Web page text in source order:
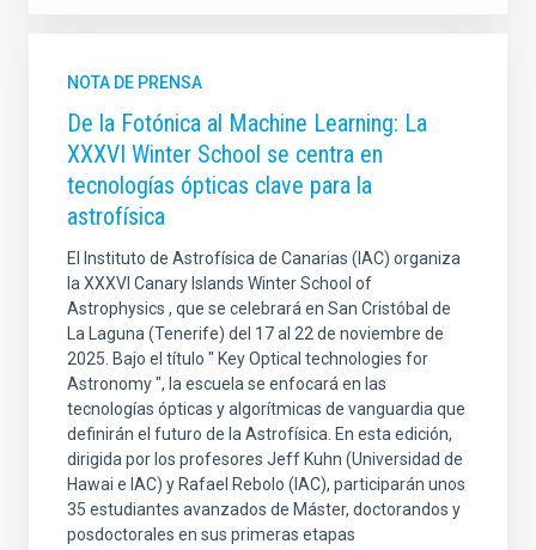
NOTA DE PRENSA
De la Fotónica al Machine Learning: La
XXXVI Winter School se centra en
tecnologías ópticas clave para la
astrofísica
El Instituto de Astrofísica de Canarias (IAC) organiza
la XXXVI Canary Islands Winter School of
Astrophysics , que se celebrará en San Cristóbal de
La Laguna (Tenerife) del 17 al 22 de noviembre de
2025. Bajo el título " Key Optical technologies for
Astronomy ", la escuela se enfocará en las
tecnologías ópticas y algorítmicas de vanguardia que
definirán el futuro de la Astrofísica. En esta edición,
dirigida por los profesores Jeff Kuhn (Universidad de
Hawai e IAC) y Rafael Rebolo (IAC), participarán unos
35 estudiantes avanzados de Máster, doctorandos y
posdoctorales en sus primeras etapas